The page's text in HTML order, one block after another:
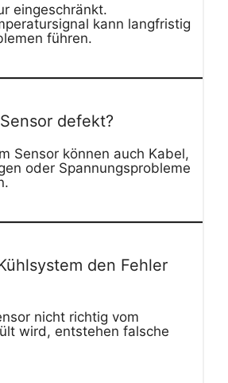
eingeschränkt.
kann langfristig
führen.
defekt?
Sensor können auch Kabel,
oder Spannungsprobleme
den Fehler
nicht richtig vom
wird, entstehen falsche